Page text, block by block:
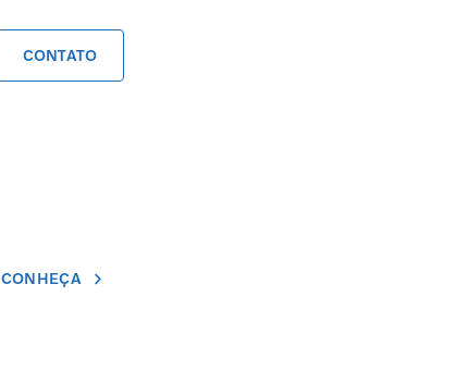
CONTATO
CONHEÇA